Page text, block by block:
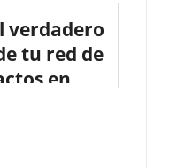
verdadero
tu red de
en